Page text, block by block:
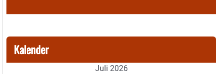
Kalender
Juli 2026